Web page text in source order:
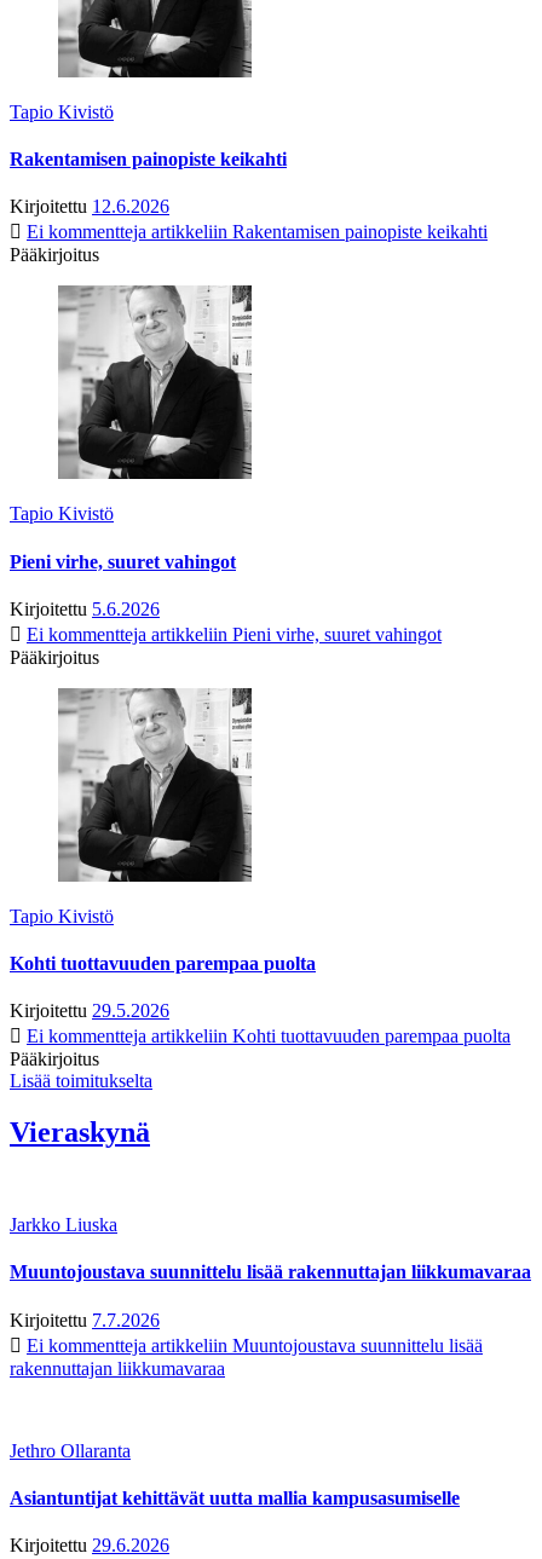
Tapio Kivistö
Rakentamisen painopiste keikahti
Kirjoitettu 12.6.2026
Ei kommentteja artikkeliin Rakentamisen painopiste keikahti
Pääkirjoitus
Tapio Kivistö
Pieni virhe, suuret vahingot
Kirjoitettu 5.6.2026
Ei kommentteja artikkeliin Pieni virhe, suuret vahingot
Pääkirjoitus
Tapio Kivistö
Kohti tuottavuuden parempaa puolta
Kirjoitettu 29.5.2026
Ei kommentteja artikkeliin Kohti tuottavuuden parempaa puolta
Pääkirjoitus
Lisää toimitukselta
Vieraskynä
Jarkko Liuska
Muuntojoustava suunnittelu lisää rakennuttajan liikkumavaraa
Kirjoitettu 7.7.2026
Ei kommentteja artikkeliin Muuntojoustava suunnittelu lisää
rakennuttajan liikkumavaraa
Jethro Ollaranta
Asiantuntijat kehittävät uutta mallia kampusasumiselle
Kirjoitettu 29.6.2026